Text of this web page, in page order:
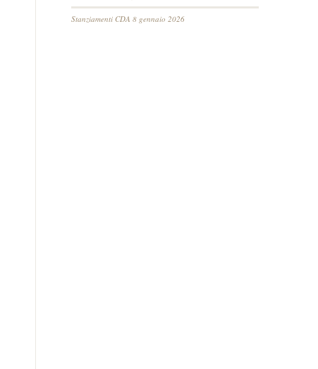
Stanziamenti CDA 8 gennaio 2026